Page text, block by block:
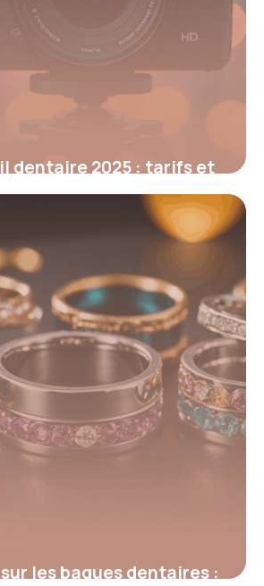
dentaire 2025 : tarifs et
les bagues dentaires :